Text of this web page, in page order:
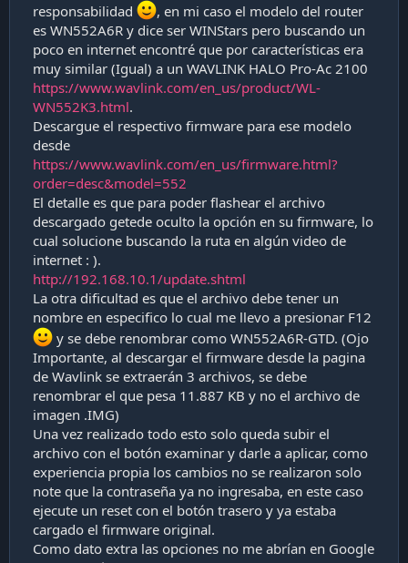
responsabilidad
, en mi caso el modelo del router
es WN552A6R y dice ser WINStars pero buscando un
poco en internet encontré que por características era
muy similar (Igual) a un WAVLINK HALO Pro-Ac 2100
https://www.wavlink.com/en_us/product/WL-
WN552K3.html.
Descargue el respectivo firmware para ese modelo
desde
https://www.wavlink.com/en_us/firmware.html?
order=desc&model=552
El detalle es que para poder flashear el archivo
descargado getede oculto la opción en su firmware, lo
cual solucione buscando la ruta en algún video de
internet : ).
http://192.168.10.1/update.shtml
La otra dificultad es que el archivo debe tener un
nombre en especifico lo cual me llevo a presionar F12
y se debe renombrar como WN552A6R-GTD. (Ojo
Importante, al descargar el firmware desde la pagina
de Wavlink se extraerán 3 archivos, se debe
renombrar el que pesa 11.887 KB y no el archivo de
imagen .IMG)
Una vez realizado todo esto solo queda subir el
archivo con el botón examinar y darle a aplicar, como
experiencia propia los cambios no se realizaron solo
note que la contraseña ya no ingresaba, en este caso
ejecute un reset con el botón trasero y ya estaba
cargado el firmware original.
Como dato extra las opciones no me abrían en Google